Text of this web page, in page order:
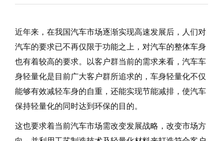
近年来，在我国汽车市场逐渐实现高速发展后，人们对
汽车的要求已不再仅限于功能之上，对汽车的整体车身
也有着较高的要求。以客户群当前的需求来看，汽车车
身轻量化是目前广大客户群所追求的，车身轻量化不仅
能够有效减轻车身的自重，还能实现节能减排，使汽车
保持轻量化的同时达到环保的目的。
这也要求着当前汽车市场需改变发展战略，改变市场方